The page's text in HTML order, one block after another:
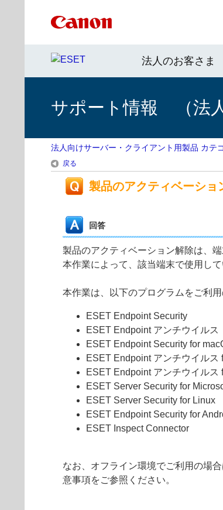
法人のお客さま
サポート情報 （法
法人向けサーバー・クライアント用製品 カテ
戻る
製品のアクティベーショ
回答
製品のアクティベーション解除は、
本作業によって、該当端末で使用し
本作業は、以下のプログラムをご利
ESET Endpoint Security
ESET Endpoint アンチウイルス
ESET Endpoint Security for
ESET Endpoint アンチウイルス
ESET Endpoint アンチウイルス
ESET Server Security for
ESET Server Security for Linux
ESET Endpoint Security for
ESET Inspect Connector
なお、オフライン環境でご利用の場
意事項をご参照ください。